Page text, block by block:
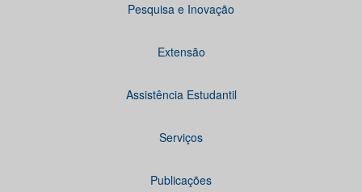
Pesquisa e Inovação
Extensão
Assistência Estudantil
Serviços
Publicações